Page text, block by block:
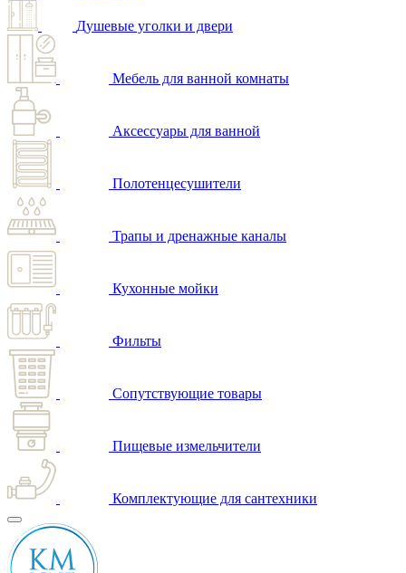
Душевые уголки и двери
Мебель для ванной комнаты
Аксессуары для ванной
Полотенцесушители
Трапы и дренажные каналы
Кухонные мойки
Фильты
Сопутствующие товары
Пищевые измельчители
Комплектующие для сантехники